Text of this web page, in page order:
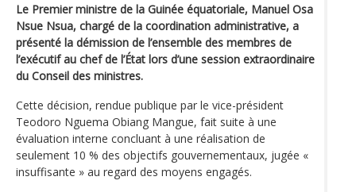
Le Premier ministre de la Guinée équatoriale, Manuel Osa
Nsue Nsua, chargé de la coordination administrative, a
présenté la démission de l’ensemble des membres de
l’exécutif au chef de l’État lors d’une session extraordinaire
du Conseil des ministres.
Cette décision, rendue publique par le vice-président
Teodoro Nguema Obiang Mangue, fait suite à une
évaluation interne concluant à une réalisation de
seulement 10 % des objectifs gouvernementaux, jugée «
insuffisante » au regard des moyens engagés.